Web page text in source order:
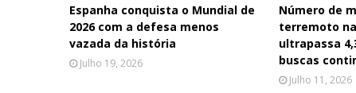
Espanha conquista o Mundial de
2026 com a defesa menos
vazada da história
Julho 19, 2026
Número de
terremoto
ultrapassa
buscas
Julho 11, 2026